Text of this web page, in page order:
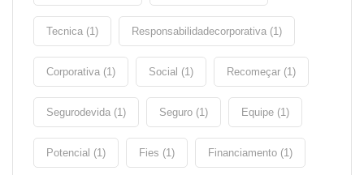
Tecnica (1) Responsabilidadecorporativa (1)
Corporativa (1) Social (1) Recomeçar (1)
Segurodevida (1) Seguro (1) Equipe (1)
Potencial (1) Fies (1) Financiamento (1)